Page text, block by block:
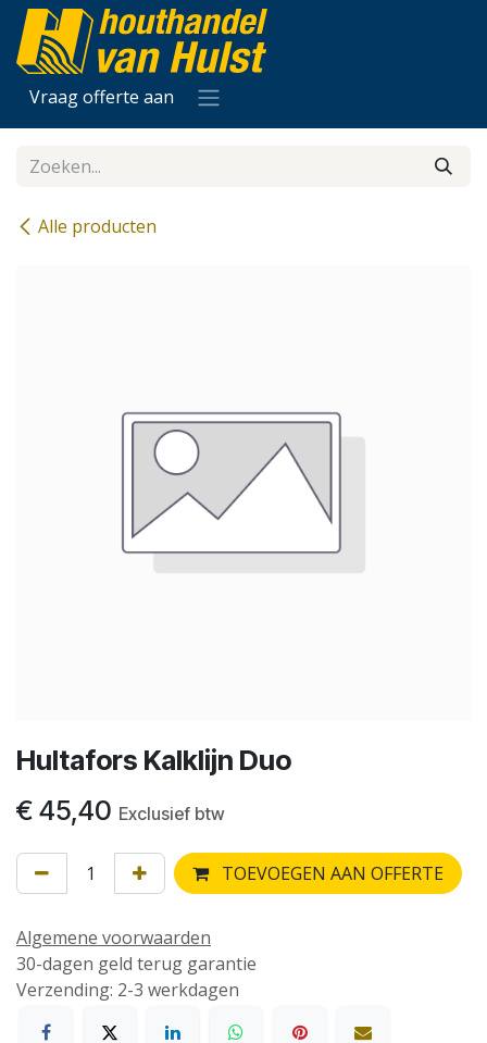
Overslaan naar inhoud
Vraag offerte aan
Alle producten
Hultafors Kalklijn Duo
€ 45,40 Exclusief btw
TOEVOEGEN AAN OFFERTE
Algemene voorwaarden
30-dagen geld terug garantie
Verzending: 2-3 werkdagen